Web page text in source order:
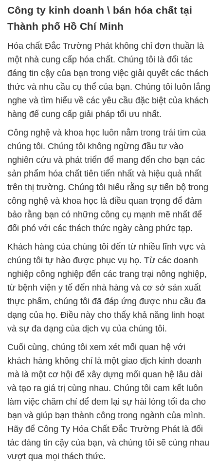
Công ty kinh doanh \ bán hóa chất tại
Thành phố Hồ Chí Minh
Hóa chất Đắc Trường Phát không chỉ đơn thuần là
một nhà cung cấp hóa chất. Chúng tôi là đối tác
đáng tin cậy của bạn trong việc giải quyết các thách
thức và nhu cầu cụ thể của bạn. Chúng tôi luôn lắng
nghe và tìm hiểu về các yêu cầu đặc biệt của khách
hàng để cung cấp giải pháp tối ưu nhất.
Công nghệ và khoa học luôn nằm trong trái tim của
chúng tôi. Chúng tôi không ngừng đầu tư vào
nghiên cứu và phát triển để mang đến cho bạn các
sản phẩm hóa chất tiên tiến nhất và hiệu quả nhất
trên thị trường. Chúng tôi hiểu rằng sự tiến bộ trong
công nghệ và khoa học là điều quan trọng để đảm
bảo rằng bạn có những công cụ mạnh mẽ nhất để
đối phó với các thách thức ngày càng phức tạp.
Khách hàng của chúng tôi đến từ nhiều lĩnh vực và
chúng tôi tự hào được phục vụ họ. Từ các doanh
nghiệp công nghiệp đến các trang trại nông nghiệp,
từ bệnh viện y tế đến nhà hàng và cơ sở sản xuất
thực phẩm, chúng tôi đã đáp ứng được nhu cầu đa
dạng của họ. Điều này cho thấy khả năng linh hoạt
và sự đa dạng của dịch vụ của chúng tôi.
Cuối cùng, chúng tôi xem xét mối quan hệ với
khách hàng không chỉ là một giao dịch kinh doanh
mà là một cơ hội để xây dựng mối quan hệ lâu dài
và tạo ra giá trị cùng nhau. Chúng tôi cam kết luôn
làm việc chăm chỉ để đem lại sự hài lòng tối đa cho
bạn và giúp bạn thành công trong ngành của mình.
Hãy để Công Ty Hóa Chất Đắc Trường Phát là đối
tác đáng tin cậy của bạn, và chúng tôi sẽ cùng nhau
vượt qua mọi thách thức.